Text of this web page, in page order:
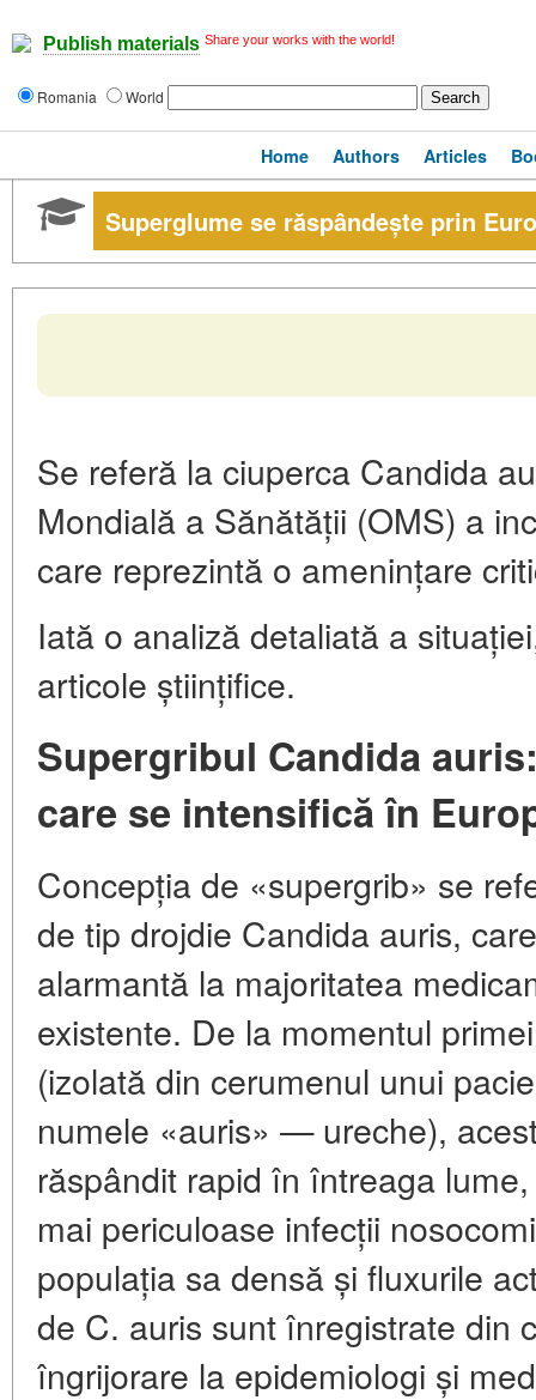
Publish materials Share your works with the world!
Romania World
Home Authors Articles
Superglume se răspândește prin
Se referă la ciuperca Candida
Mondială a Sănătății (OMS) a
care reprezintă o amenințare
Iată o analiză detaliată a
articole științifice.
Supergribul Candida
care se intensifică în
Concepția de «supergrib» se
de tip drojdie Candida auris,
alarmantă la majoritatea
existente. De la momentul
(izolată din cerumenul unui
numele «auris» — ureche),
răspândit rapid în întreaga
mai periculoase infecții
populația sa densă și fluxurile
de C. auris sunt înregistrate din
îngrijorare la epidemiologi și